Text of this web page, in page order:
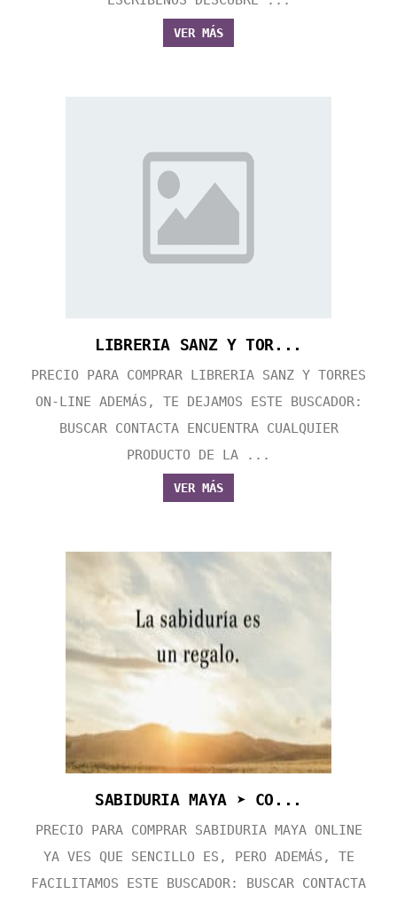
VER MÁS
LIBRERIA SANZ Y TOR...
PRECIO PARA COMPRAR LIBRERIA SANZ Y TORRES
ON-LINE ADEMÁS, TE DEJAMOS ESTE BUSCADOR:
BUSCAR CONTACTA ENCUENTRA CUALQUIER
PRODUCTO DE LA ...
VER MÁS
SABIDURIA MAYA ➤ CO...
PRECIO PARA COMPRAR SABIDURIA MAYA ONLINE
YA VES QUE SENCILLO ES, PERO ADEMÁS, TE
FACILITAMOS ESTE BUSCADOR: BUSCAR CONTACTA